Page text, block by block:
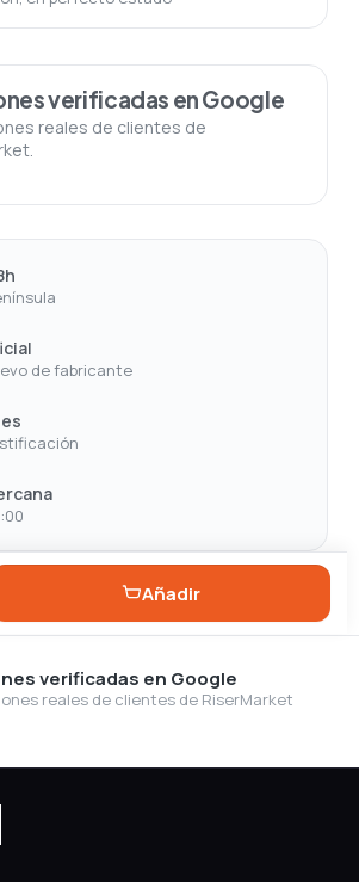
verificadas en Google
reales de clientes de
de fabricante
Añadir
verificadas en Google
reales de clientes de RiserMarket